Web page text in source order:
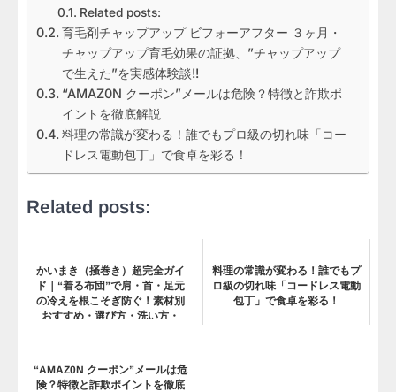
Related posts:
育毛剤チャップアップ ビフォーアフター ３ヶ月・
チャップアップ育毛効果の証拠、”チャップアップ
で生えた”を実感体験談!!
“AMAZ0N クーポン”メールは危険？特徴と詐欺ポ
イントを徹底解説
料理の常識が変わる！誰でもプロ級の切れ味「コー
ドレス電動包丁」で食卓を彩る！
Related posts:
かいまき（掻巻き）超完全ガイ
ド｜“着る布団”で肩・首・足元
の冷えを根こそぎ防ぐ！素材別
おすすめ・選び方・洗い方・
料理の常識が変わる！誰でもプ
ロ級の切れ味「コードレス電動
包丁」で食卓を彩る！
“AMAZ0N クーポン”メールは危
険？特徴と詐欺ポイントを徹底